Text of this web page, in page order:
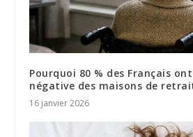
Pourquoi 80 % des Français
négative des maisons de
16 janvier 2026